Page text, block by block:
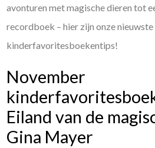
avonturen met magische dieren tot
recordboek – hier zijn onze
kinderfavoritesboekentips!
November
Eiland van de
Gina Mayer